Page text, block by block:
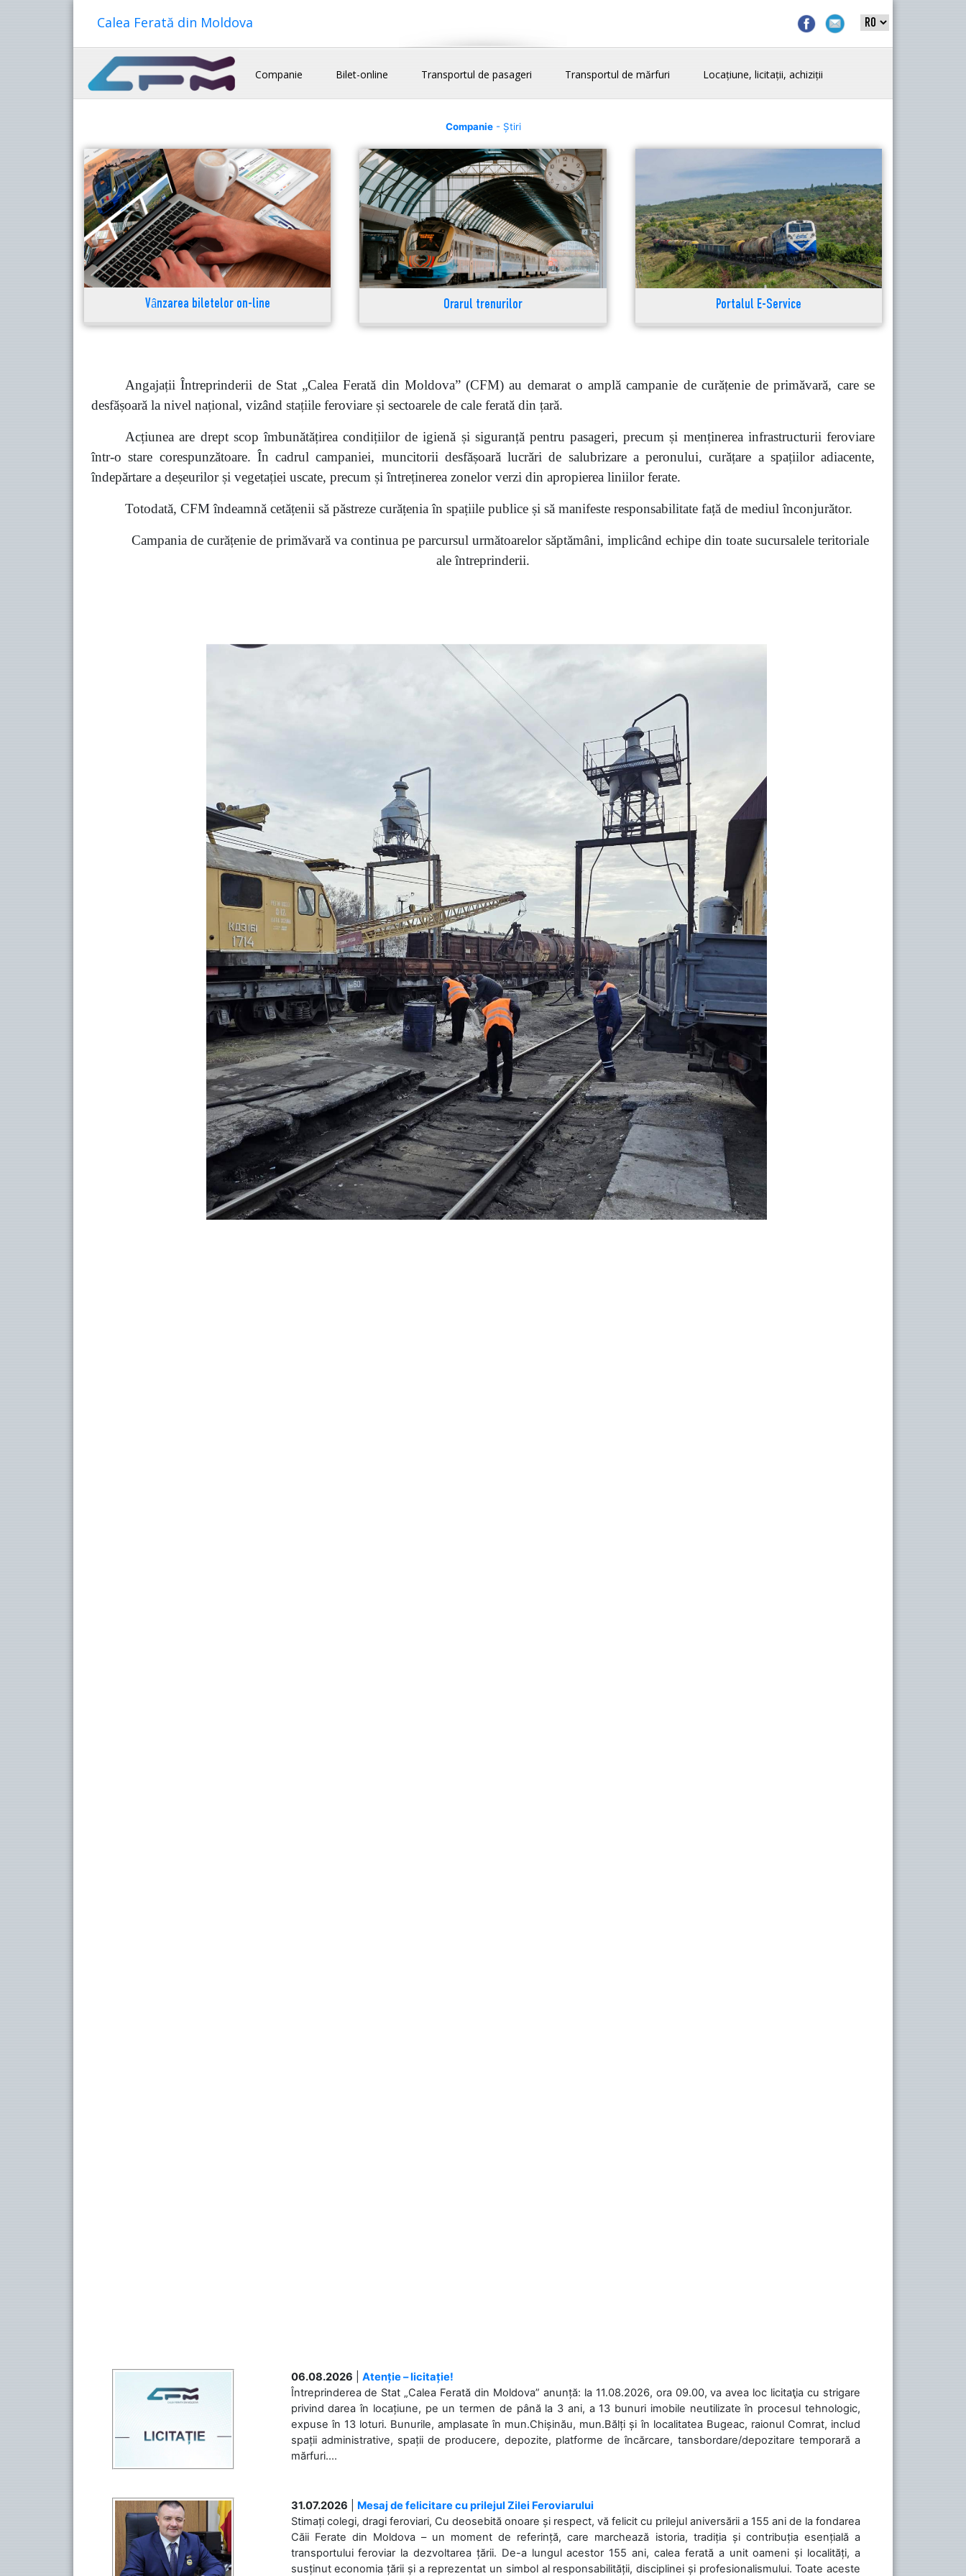
Calea Ferată din Moldova
Companie Bilet-online Transportul de pasageri Transportul de mărfuri Locațiune, licitații, achiziții
Companie- Știri
Vânzarea biletelor on-line Orarul trenurilor Portalul E-Service
Angajații Întreprinderii de Stat „Calea Ferată din Moldova” (CFM) au demarat o amplă campanie de curățenie de primăvară, care se
desfășoară la nivel național, vizând stațiile feroviare și sectoarele de cale ferată din țară.
Acțiunea are drept scop îmbunătățirea condițiilor de igienă și siguranță pentru pasageri, precum și menținerea infrastructurii feroviare
într-o stare corespunzătoare. În cadrul campaniei, muncitorii desfășoară lucrări de salubrizare a peronului, curățare a spațiilor adiacente,
îndepărtare a deșeurilor și vegetației uscate, precum și întreținerea zonelor verzi din apropierea liniilor ferate.
Totodată, CFM îndeamnă cetățenii să păstreze curățenia în spațiile publice și să manifeste responsabilitate față de mediul înconjurător.
Campania de curățenie de primăvară va continua pe parcursul următoarelor săptămâni, implicând echipe din toate sucursalele teritoriale
aleîntreprinderii.
06.08.2026
Atenție – licitație!
Întreprinderea de Stat „Calea Ferată din Moldova” anunță: la 11.08.2026, ora 09.00, va avea loc licitaţia cu strigare
privind darea în locațiune, pe un termen de până la 3 ani, a 13 bunuri imobile neutilizate în procesul tehnologic,
expuse în 13 loturi. Bunurile, amplasate în mun.Chișinău, mun.Bălți și în localitatea Bugeac, raionul Comrat, includ
spații administrative, spații de producere, depozite, platforme de încărcare, tansbordare/depozitare temporară a
mărfuri....
31.07.2026
Mesaj de felicitare cu prilejul Zilei Feroviarului
Stimați colegi, dragi feroviari, Cu deosebită onoare și respect, vă felicit cu prilejul aniversării a 155 ani de la fondarea
Căii Ferate din Moldova – un moment de referință, care marchează istoria, tradiția și contribuția esențială a
transportului feroviar la dezvoltarea țării. De-a lungul acestor 155 ani, calea ferată a unit oameni și localități, a
susținut economia țării și a reprezentat un simbol al responsabilității, disciplinei și profesionalismului. Toate aceste